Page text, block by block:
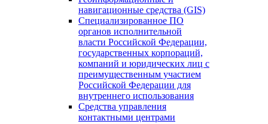
навигационные средства (GIS)
Специализированное ПО
органов исполнительной
власти Российской Федерации,
государственных корпораций,
компаний и юридических лиц с
преимущественным участием
Российской Федерации для
внутреннего использования
Средства управления
контактными центрами